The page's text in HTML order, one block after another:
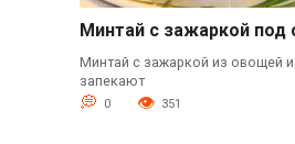
Минтай с зажаркой под
Минтай с зажаркой из овощей
запекают
0 351